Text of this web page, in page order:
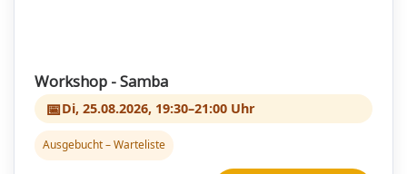
Workshop - Samba
📅Di, 25.08.2026, 19:30–21:00 Uhr
Ausgebucht – Warteliste